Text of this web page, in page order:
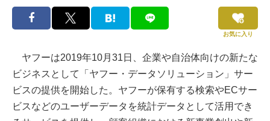
お気に入り
ヤフーは2019年10月31日、企業や自治体向けの新たな
ビジネスとして「ヤフー・データソリューション」サー
ビスの提供を開始した。ヤフーが保有する検索やECサー
ビスなどのユーザーデータを統計データとして活用でき